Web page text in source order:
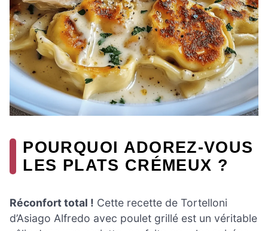
POURQUOI ADOREZ-VOUS
LES PLATS CRÉMEUX ?
Réconfort total ! Cette recette de Tortelloni
d’Asiago Alfredo avec poulet grillé est un véritable